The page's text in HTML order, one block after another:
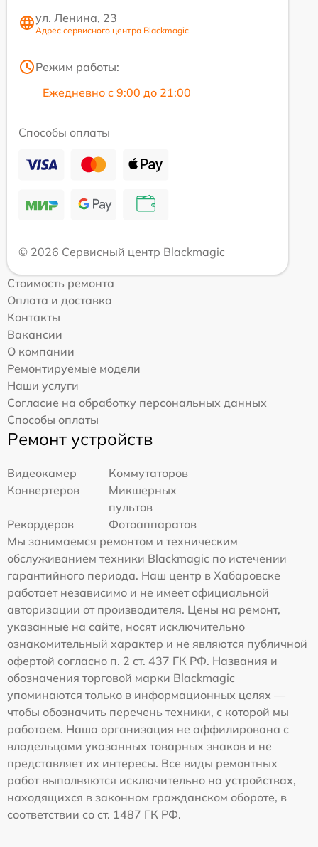
ул. Ленина, 23
Адрес сервисного центра Blackmagic
Режим работы:
Ежедневно с 9:00 до 21:00
Способы оплаты
© 2026 Сервисный центр Blackmagic
Стоимость ремонта
Оплата и доставка
Контакты
Вакансии
О компании
Ремонтируемые модели
Наши услуги
Согласие на обработку персональных данных
Способы оплаты
Ремонт устройств
Видеокамер
Коммутаторов
Конвертеров
Микшерных
пультов
Рекордеров
Фотоаппаратов
Мы занимаемся ремонтом и техническим
обслуживанием техники Blackmagic по истечении
гарантийного периода. Наш центр в Хабаровске
работает независимо и не имеет официальной
авторизации от производителя. Цены на ремонт,
указанные на сайте, носят исключительно
ознакомительный характер и не являются публичной
офертой согласно п. 2 ст. 437 ГК РФ. Названия и
обозначения торговой марки Blackmagic
упоминаются только в информационных целях —
чтобы обозначить перечень техники, с которой мы
работаем. Наша организация не аффилирована с
владельцами указанных товарных знаков и не
представляет их интересы. Все виды ремонтных
работ выполняются исключительно на устройствах,
находящихся в законном гражданском обороте, в
соответствии со ст. 1487 ГК РФ.